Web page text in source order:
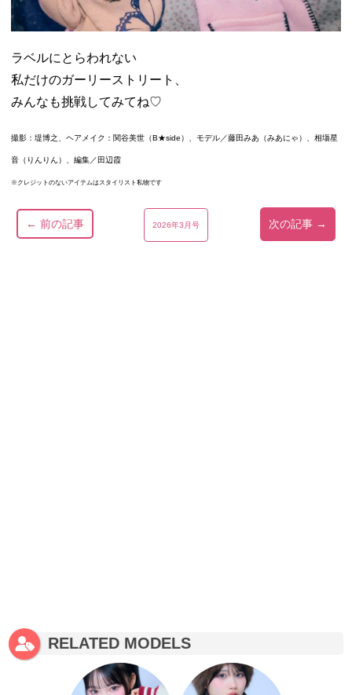
ラベルにとらわれない
私だけのガーリーストリート、
みんなも挑戦してみてね♡
撮影：堤博之、ヘアメイク：関谷美世（B★side）、モデル／藤田みあ（みあにゃ）、相塲星
音（りんりん） 、編集／田辺霞
※クレジットのないアイテムはスタイリスト私物です
← 前の記事 2026年3月号 次の記事 →
RELATED MODELS